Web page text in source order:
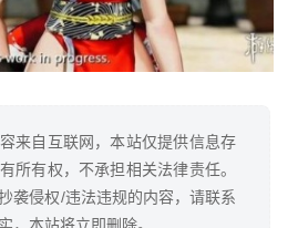
来自互联网，本站仅提供信息存
所有权，不承担相关法律责任。
袭侵权/违法违规的内容，请联系